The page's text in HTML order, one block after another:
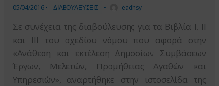
05/04/2016 • ΔΙΑΒΟΥΛΕΥΣΕΙΣ • eadhsy
Σε συνέχεια της διαβούλευσης για τα Βιβλία I, II
και ΙΙΙ του σχεδίου νόμου που αφορά στην
«Ανάθεση και εκτέλεση Δημοσίων Συμβάσεων
Έργων, Μελετών, Προμήθειας Αγαθών και
Υπηρεσιών», αναρτήθηκε στην ιστοσελίδα της